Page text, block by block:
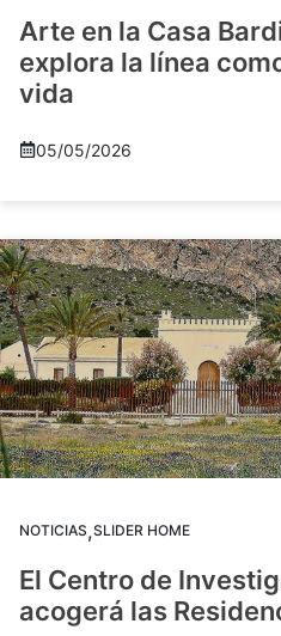
Arte en la Casa
explora la línea
vida
05/05/2026
NOTICIAS,SLIDER HOME
El Centro de
acogerá las